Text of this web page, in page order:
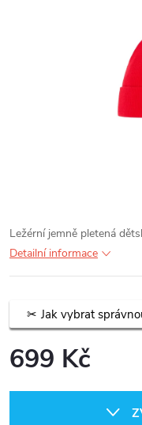
Ležérní jemně pletená
Detailní informace
Jak vybrat
699 Kč